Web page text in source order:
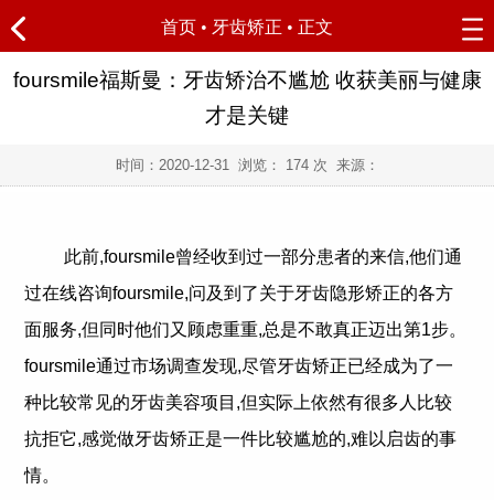
首页 • 牙齿矫正 • 正文
foursmile福斯曼：牙齿矫治不尴尬 收获美丽与健康
才是关键
时间： 2020-12-31 浏览： 174 次 来源：
此前,foursmile曾经收到过一部分患者的来信,他们通
过在线咨询foursmile,问及到了关于牙齿隐形矫正的各方
面服务,但同时他们又顾虑重重,总是不敢真正迈出第1步。
foursmile通过市场调查发现,尽管牙齿矫正已经成为了一
种比较常见的牙齿美容项目,但实际上依然有很多人比较
抗拒它,感觉做牙齿矫正是一件比较尴尬的,难以启齿的事
情。